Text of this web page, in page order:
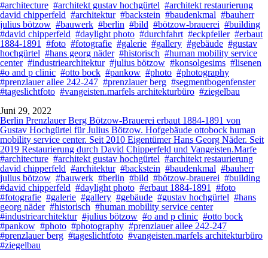
#architecture #architekt gustav hochgürtel #architekt restaurierung
david chipperfeld #architektur #backstein #baudenkmal #bauherr
julius bötzow #bauwerk #berlin #bild #bötzow-brauerei #building
#david chipperfeld #daylight photo #durchfahrt #eckpfeiler #erbaut
1884-1891
#foto #fotografie #galerie #gallery #gebäude #gustav
hochgürtel #hans georg näder #historisch #human mobility service
center #industriearchitektur #julius bötzow #konsolgesims #lisenen
#o and p clinic #otto bock #pankow #photo #photography
#prenzlauer allee 242-247 #prenzlauer berg #segmentbogenfenster
#tageslichtfoto #vangeisten.marfels architekturbüro #ziegelbau
Juni 29, 2022
Berlin Prenzlauer Berg Bötzow-Brauerei erbaut 1884-1891 von
Gustav Hochgürtel für Julius Bötzow. Hofgebäude ottobock human
mobility service center. Seit 2010 Eigentümer Hans Georg Näder. Seit
2019 Restaurierung durch David Chipperfeld und Vangeisten.Marfe
#architecture #architekt gustav hochgürtel #architekt restaurierung
david chipperfeld #architektur #backstein #baudenkmal #bauherr
julius bötzow #bauwerk #berlin #bild #bötzow-brauerei #building
#david chipperfeld #daylight photo #erbaut 1884-1891
#foto
#fotografie #galerie #gallery #gebäude #gustav hochgürtel #hans
georg näder #historisch #human mobility service center
#industriearchitektur #julius bötzow #o and p clinic #otto bock
#pankow #photo #photography #prenzlauer allee 242-247
#prenzlauer berg #tageslichtfoto #vangeisten.marfels architekturbüro
#ziegelbau